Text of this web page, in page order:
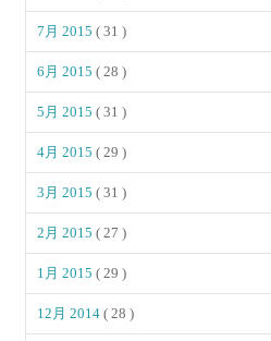
7月 2015( 31 )
6月 2015( 28 )
5月 2015( 31 )
4月 2015( 29 )
3月 2015( 31 )
2月 2015( 27 )
1月 2015( 29 )
12月 2014( 28 )